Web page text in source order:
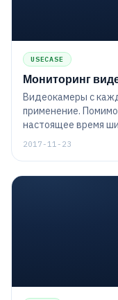
USECASE
Мониторинг
Видеокамеры с
применение.
настоящее время
других, связанных с
2017-11-23